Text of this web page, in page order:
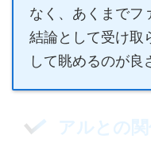
なく、あくまでフ
結論として受け取
して眺めるのが良
アルとの